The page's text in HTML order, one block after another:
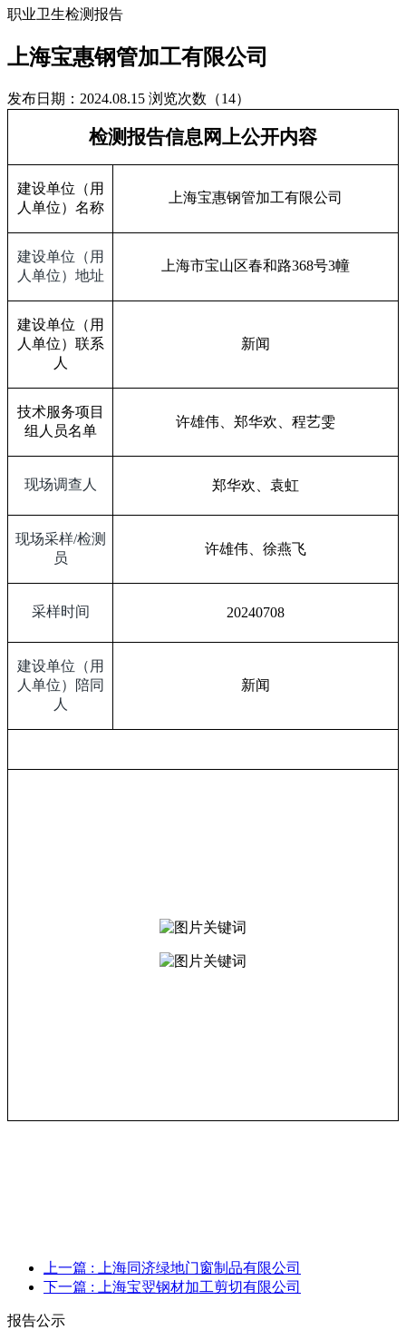
职业卫生检测报告
上海宝惠钢管加工有限公司
发布日期：2024.08.15 浏览次数（14）
检测报告信息网上公开内容
建设单位（用
人单位）名称
上海宝惠钢管加工有限公司
建设单位（用
人单位）地址
上海市宝山区春和路368号3幢
建设单位（用
人单位）联系
人
新闻
技术服务项目
组人员名单
许雄伟、郑华欢、程艺雯
现场调查人 郑华欢、袁虹
现场采样/检测
员
许雄伟、徐燕飞
采样时间 20240708
建设单位（用
人单位）陪同
人
新闻
上一篇 : 上海同济绿地门窗制品有限公司
下一篇 : 上海宝翌钢材加工剪切有限公司
报告公示